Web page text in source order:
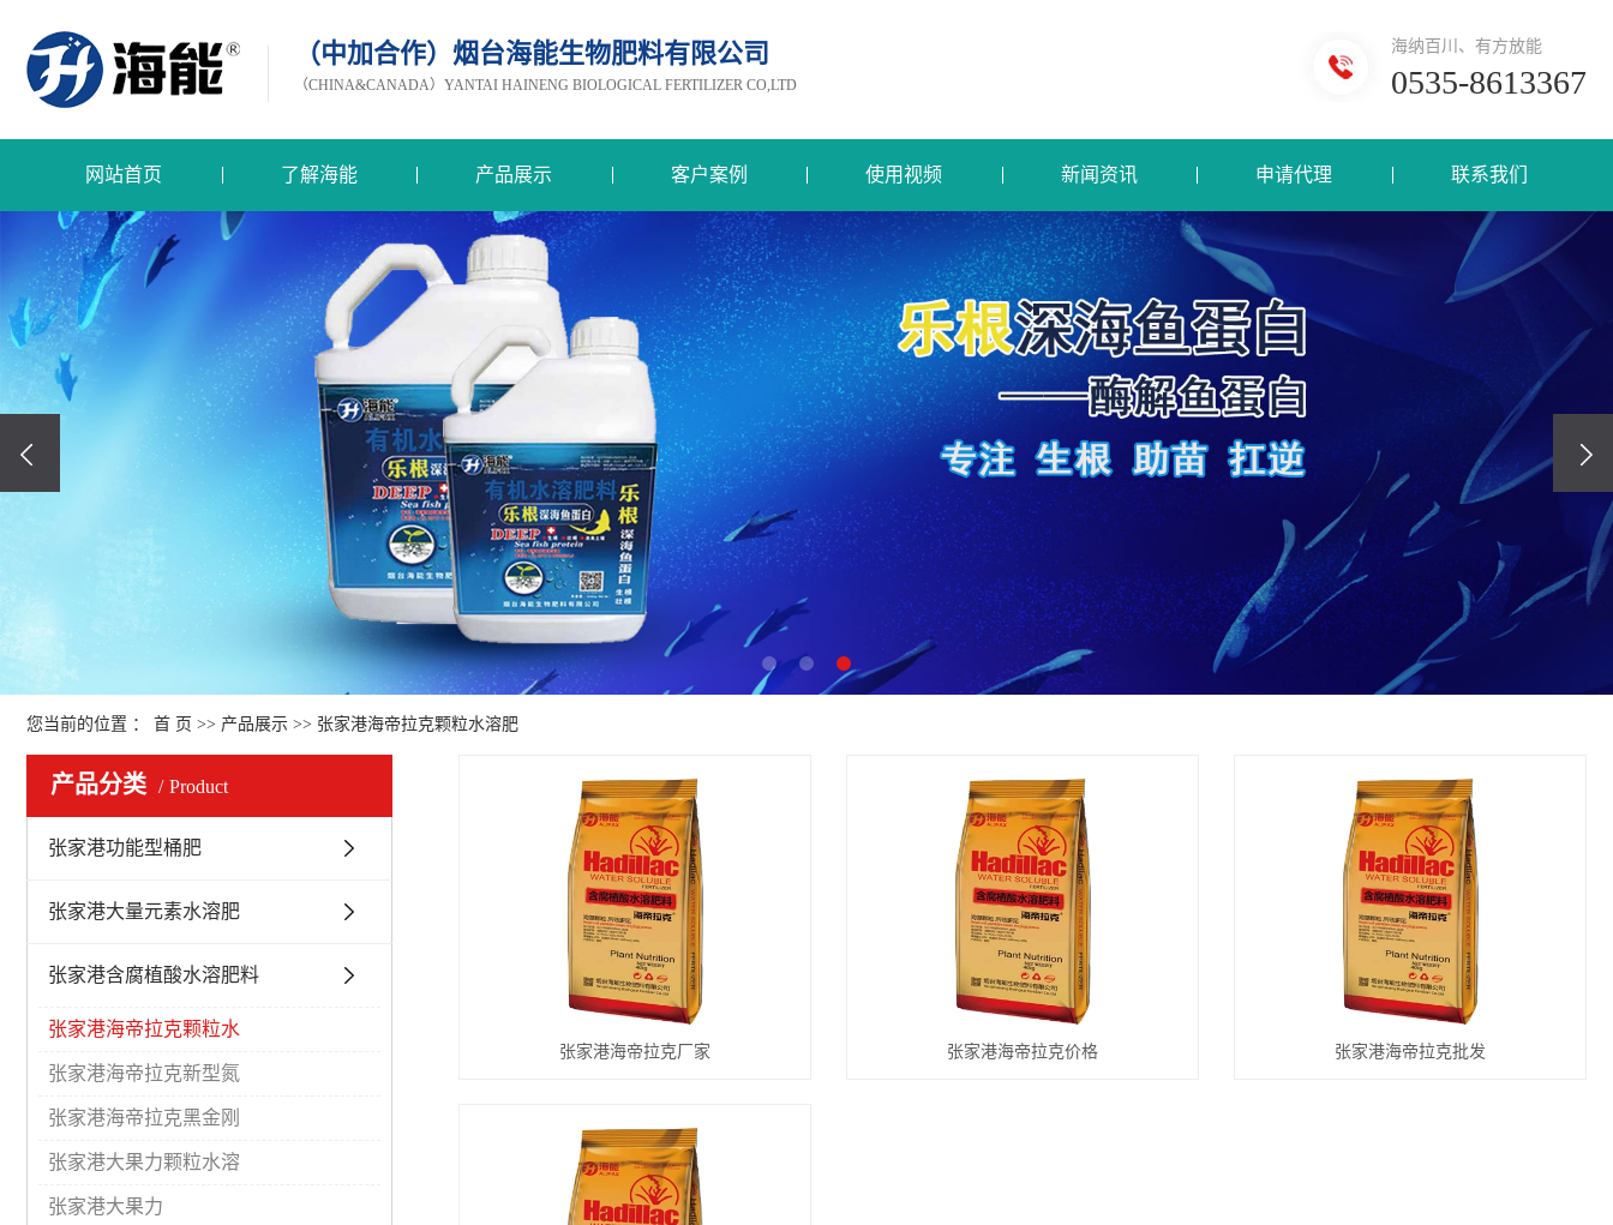
（中加合作）烟台海能生物肥料有限公司
（CHINA&CANADA）YANTAI HAINENG BIOLOGICAL FERTILIZER CO,LTD
海纳百川、有方放能
0535-8613367
网站首页 了解海能 产品展示 客户案例 使用视频 新闻资讯 申请代理 联系我们
您当前的位置 ： 首 页 >> 产品展示 >> 张家港海帝拉克颗粒水溶肥
产品分类 Product
张家港功能型桶肥
张家港大量元素水溶肥
张家港含腐植酸水溶肥料
张家港海帝拉克颗粒水
张家港海帝拉克新型氮
张家港海帝拉克黑金刚
张家港大果力颗粒水溶
张家港大果力
张家港海帝拉克厂家 张家港海帝拉克价格 张家港海帝拉克批发